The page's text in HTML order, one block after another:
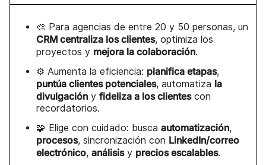
🎨 Para agencias de entre 20 y 50 personas, un
CRM centraliza los clientes, optimiza los
proyectos y mejora la colaboración.
⚙️ Aumenta la eficiencia: planifica etapas,
puntúa clientes potenciales, automatiza la
divulgación y fideliza a los clientescon
recordatorios.
🧩 Elige con cuidado: busca automatización,
procesos, sincronización con LinkedIn/correo
electrónico, análisisy precios escalables.